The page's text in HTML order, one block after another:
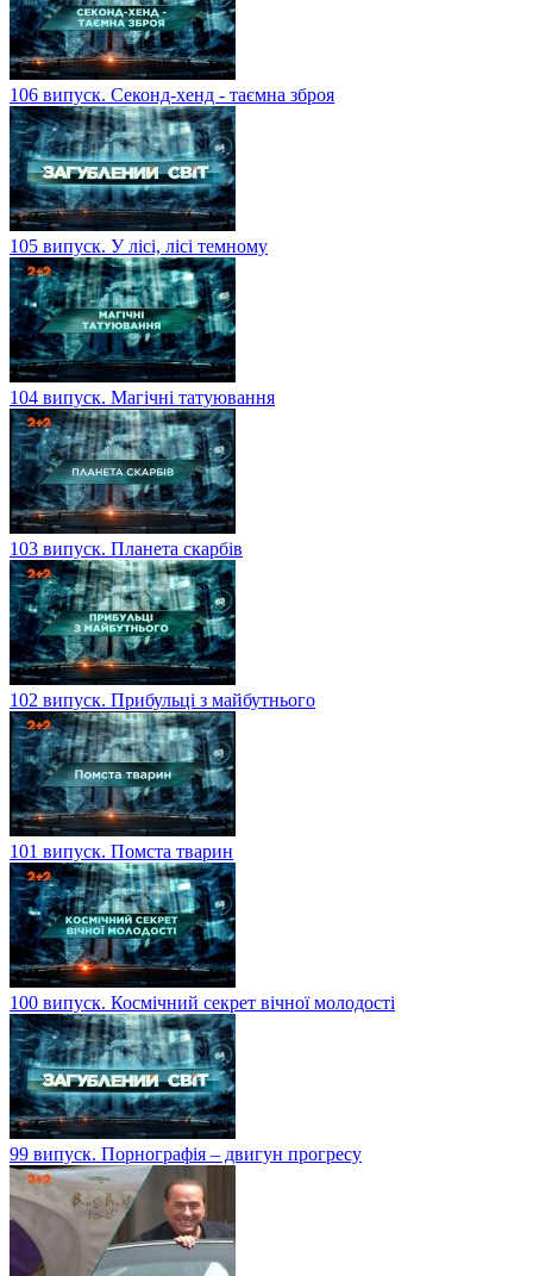
106 випуск. Секонд-хенд - таємна зброя
105 випуск. У лісі, лісі темному
104 випуск. Магічні татуювання
103 випуск. Планета скарбів
102 випуск. Прибульці з майбутнього
101 випуск. Помста тварин
100 випуск. Космічний секрет вічної молодості
99 випуск. Порнографія – двигун прогресу